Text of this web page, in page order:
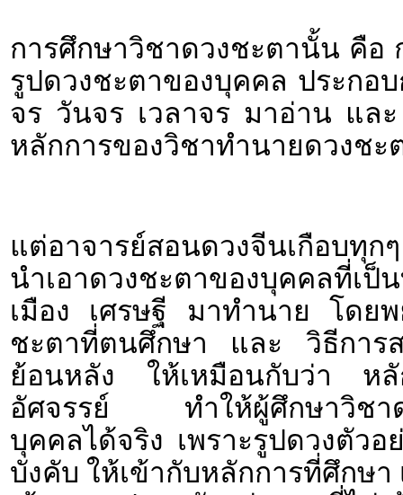
การศึกษาวิชาดวงชะตานั้น คือ
รูปดวงชะตาของบุคคล ประกอ
จร วันจร เวลาจร มาอ่าน แล
หลักการของวิชาทำนายดวงชะ
แต่อาจารย์สอนดวงจีนเกือบทุ
นำเอาดวงชะตาของบุคคลที่เป็
เมือง เศรษฐี มาทำนาย โดยพ
ชะตาที่ตนศึกษา และ วิธีการส
ย้อนหลัง ให้เหมือนกับว่า หลั
อัศจรรย์ ทำให้ผู้ศึกษาวิชาด
บุคคลได้จริง เพราะรูปดวงตัว
บังคับ ให้เข้ากับหลักการที่ศึกษ